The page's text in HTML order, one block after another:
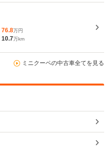
76.8万円
10.7万km
ミニクーペの中古車全てを見る